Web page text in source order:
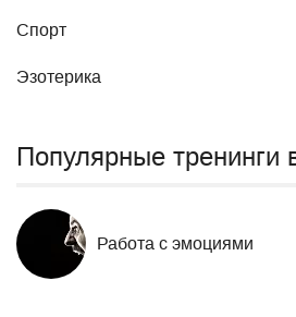
Спорт
Эзотерика
Популярные тренинги
Работа с эмоциями